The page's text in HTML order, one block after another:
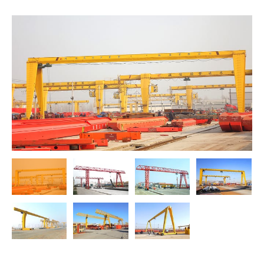
Čeština
Norsk
O‘zbekcha